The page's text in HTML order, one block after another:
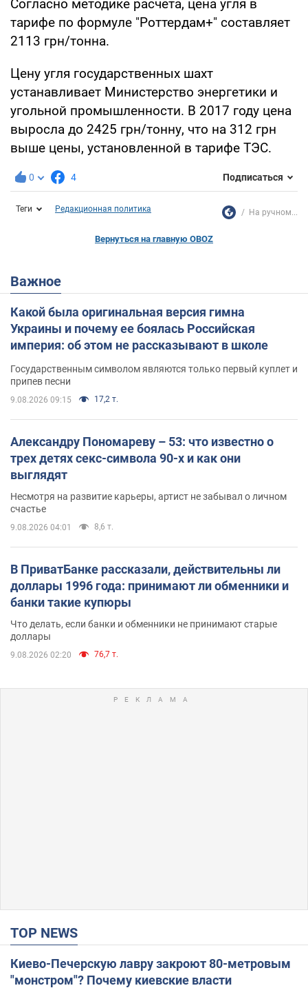
Согласно методике расчета, цена угля в
тарифе по формуле "Роттердам+" составляет
2113 грн/тонна.
Цену угля государственных шахт
устанавливает Министерство энергетики и
угольной промышленности. В 2017 году цена
выросла до 2425 грн/тонну, что на 312 грн
выше цены, установленной в тарифе ТЭС.
0 4 Подписаться
Теги Редакционная политика На ручном...
Вернуться на главную OBOZ
Важное
Какой была оригинальная версия гимна
Украины и почему ее боялась Российская
империя: об этом не рассказывают в школе
Государственным символом являются только первый куплет и
припев песни
9.08.2026 09:15 17,2 т.
Александру Пономареву – 53: что известно о
трех детях секс-символа 90-х и как они
выглядят
Несмотря на развитие карьеры, артист не забывал о личном
счастье
9.08.2026 04:01 8,6 т.
В ПриватБанке рассказали, действительны ли
доллары 1996 года: принимают ли обменники и
банки такие купюры
Что делать, если банки и обменники не принимают старые
доллары
9.08.2026 02:20 76,7 т.
TOP NEWS
Киево-Печерскую лавру закроют 80-метровым
"монстром"? Почему киевские власти